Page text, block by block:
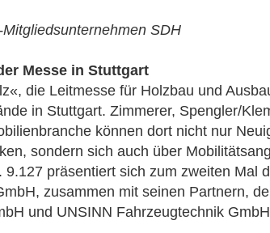
SDH
Messe in Stuttgart
die Leitmesse für Holzbau und
in Stuttgart. Zimmerer, Spengler/
können dort nicht nur
sondern sich auch über
präsentiert sich zum zweiten Mal
zusammen mit seinen Partnern,
und UNSINN Fahrzeugtechnik